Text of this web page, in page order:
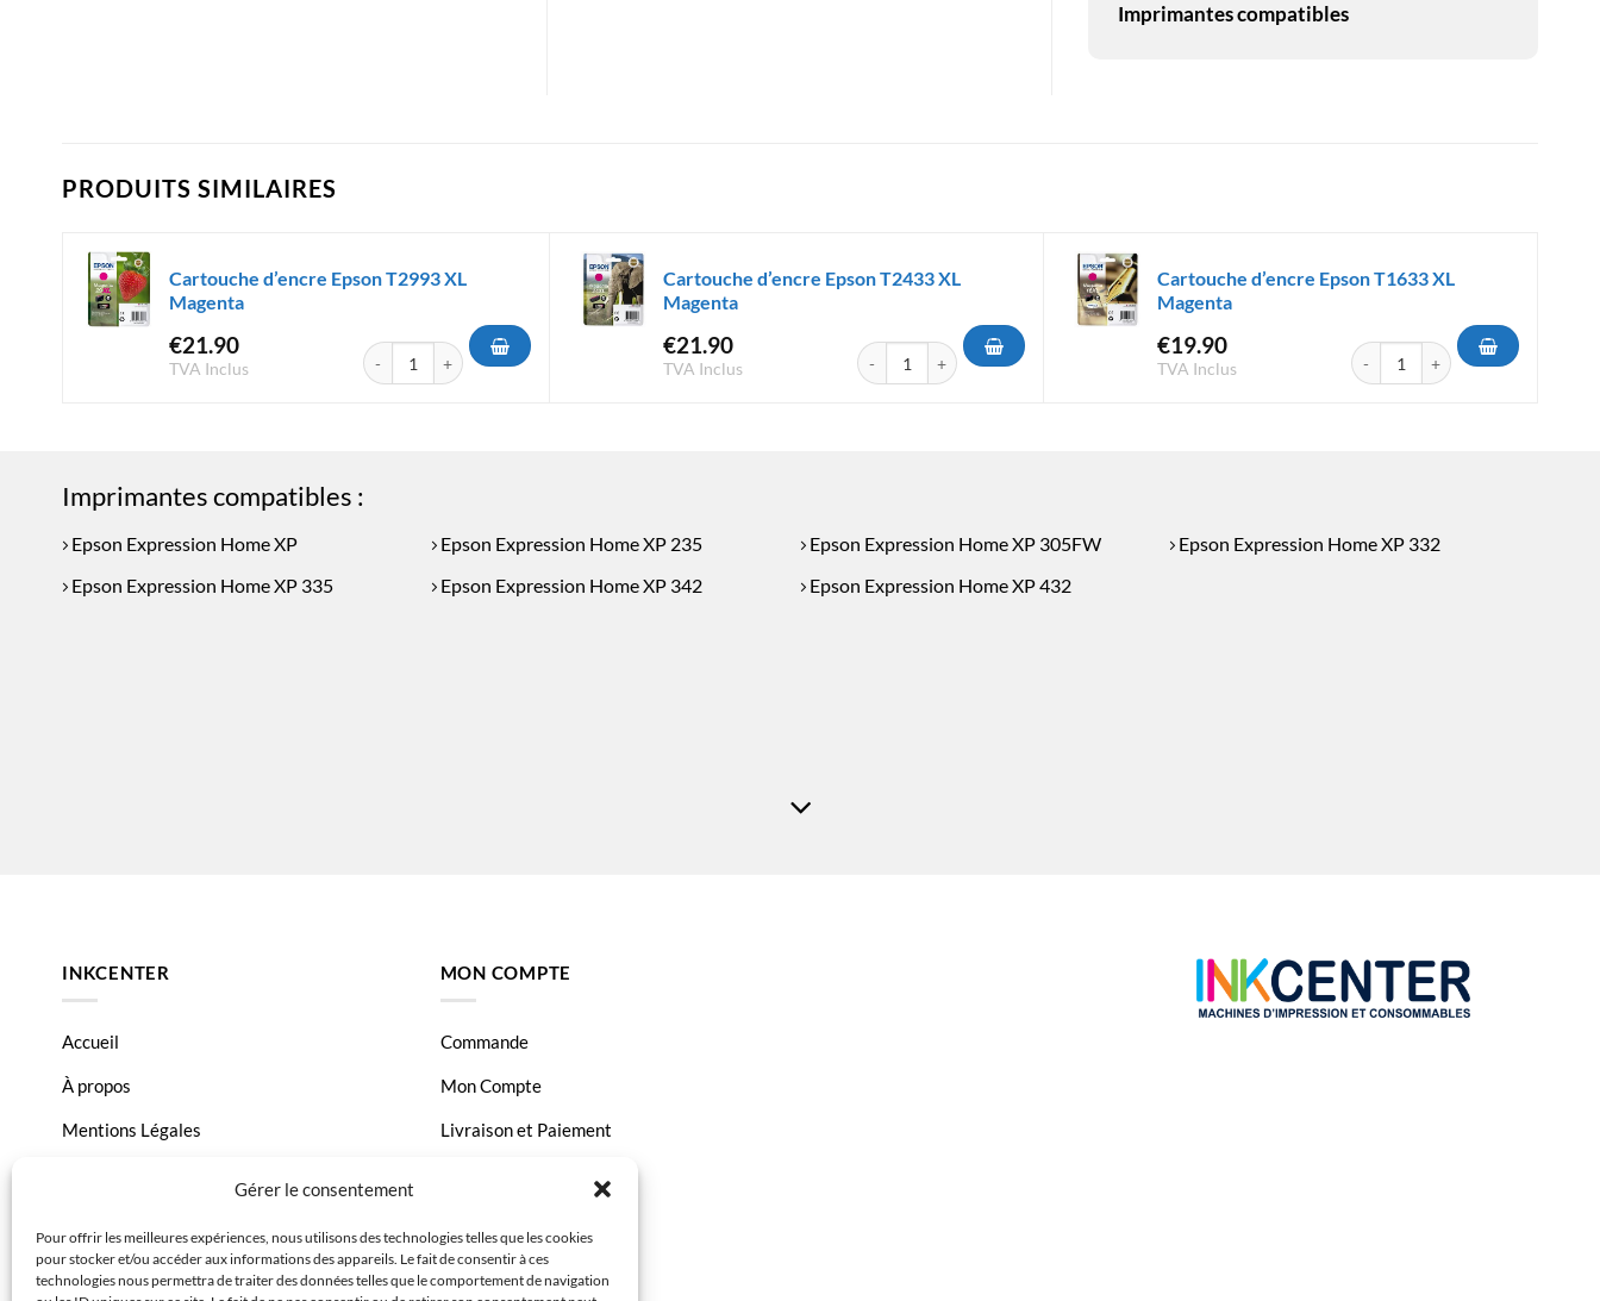
Gérer le consentement
Pour offrir les meilleures expériences, nous utilisons des technologies telles que les cookies
pour stocker et/ou accéder aux informations des appareils. Le fait de consentir à ces
technologies nous permettra de traiter des données telles que le comportement de navigation
Imprimantes compatibles
PRODUITS SIMILAIRES
Cartouche d’encre Epson T2993 XL
Magenta
€21.90
TVA Inclus
quantité de Cartouche d'encre Epson T2993 XL Magenta
Cartouche d’encre Epson T2433 XL
Magenta
€21.90
TVA Inclus
quantité de Cartouche d'encre Epson T2433 XL Magenta
Cartouche d’encre Epson T1633 XL
Magenta
€19.90
TVA Inclus
quantité de Cartouche d'encre
Imprimantes compatibles :
Epson Expression Home XP Epson Expression Home XP 235 Epson Expression Home XP 305FW
Epson Expression Home XP 332
Epson Expression Home XP 335
Epson Expression Home XP 342 Epson Expression Home XP 432
INKCENTER
Accueil
À propos
Mentions Légales
Politique de confidentialité
MON COMPTE
Commande
Mon Compte
Livraison et Paiement